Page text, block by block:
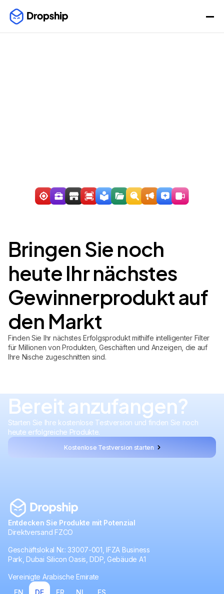
Bringen Sie noch
heute Ihr nächstes
Gewinnerprodukt auf
den Markt
Finden Sie Ihr nächstes Erfolgsprodukt mithilfe intelligenter Filter
für Millionen von Produkten, Geschäften und Anzeigen, die auf
Ihre Nische zugeschnitten sind.
Bereit anzufangen?
Starten Sie Ihre kostenlose Testversion und finden Sie noch
heute erfolgreiche Produkte.
Kostenlose Testversion starten
Entdecken Sie Produkte mit Potenzial
Direktversand FZCO
Geschäftslokal Nr.: 33007-001, IFZA Business
Park, Dubai Silicon Oasis, DDP, Gebäude A1
Vereinigte Arabische Emirate